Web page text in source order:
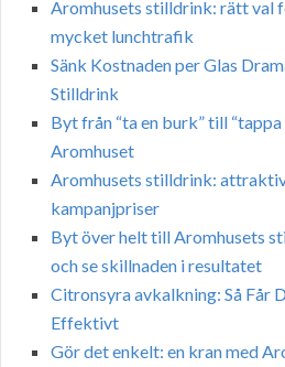
Aromhusets stilldrink: rätt val
mycket lunchtrafik
Sänk Kostnaden per Glas
Stilldrink
Byt från “ta en burk” till
Aromhuset
Aromhusets stilldrink:
kampanjpriser
Byt över helt till Aromhusets
och se skillnaden i resultatet
Citronsyra avkalkning: Så Får
Effektivt
Gör det enkelt: en kran med